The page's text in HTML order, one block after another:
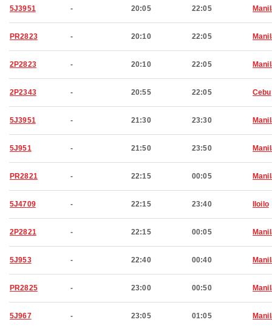
5J3951 - 20:05 22:05
PR2823 - 20:10 22:05
2P2823 - 20:10 22:05
2P2343 - 20:55 22:05 Cebu
5J3951 - 21:30 23:30
5J951 - 21:50 23:50
PR2821 - 22:15 00:05
5J4709 - 22:15 23:40 Iloilo
2P2821 - 22:15 00:05
5J953 - 22:40 00:40
PR2825 - 23:00 00:50
5J967 - 23:05 01:05